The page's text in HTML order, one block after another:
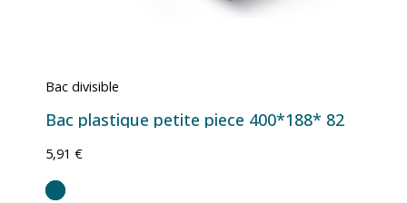
Bac divisible
Bac plastique petite piece 400*188* 82
5,91 €